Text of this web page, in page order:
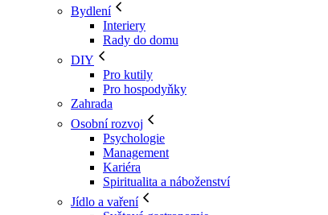
Bydlení
Interiery
Rady do domu
DIY
Pro kutily
Pro hospodyňky
Zahrada
Osobní rozvoj
Psychologie
Management
Kariéra
Spiritualita a náboženství
Jídlo a vaření